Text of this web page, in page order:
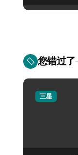
您错过了
三星